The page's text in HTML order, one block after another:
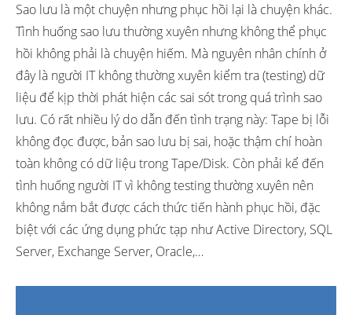
Sao lưu là một chuyện nhưng phục hồi lại là chuyện khác.
Tình huống sao lưu thường xuyên nhưng không thể phục
hồi không phải là chuyện hiếm. Mà nguyên nhân chính ở
đây là người IT không thường xuyên kiểm tra (testing) dữ
liệu để kịp thời phát hiện các sai sót trong quá trình sao
lưu. Có rất nhiều lý do dẫn đến tình trạng này: Tape bị lỗi
không đọc được, bản sao lưu bị sai, hoặc thậm chí hoàn
toàn không có dữ liệu trong Tape/Disk. Còn phải kể đến
tình huống người IT vì không testing thường xuyên nên
không nắm bắt được cách thức tiến hành phục hồi, đặc
biệt với các ứng dụng phức tạp như Active Directory, SQL
Server, Exchange Server, Oracle,…